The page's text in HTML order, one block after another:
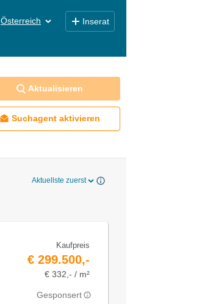
Österreich Inserat
Aktualisieren
Suchagent aktivieren
Aktuellste zuerst
Kaufpreis
€ 299.500,-
€ 332,- / m²
Gesponsert